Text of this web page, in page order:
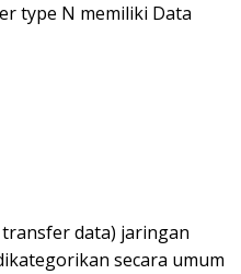
type N memiliki Data
data) jaringan
secara umum